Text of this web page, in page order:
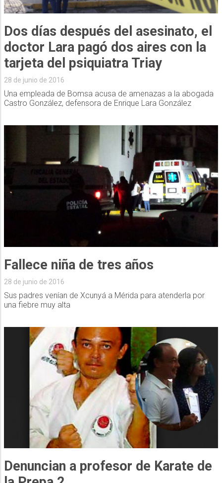
Dos días después del asesinato, el
doctor Lara pagó dos aires con la
tarjeta del psiquiatra Triay
28 de junio de 2016
Una empleada de Bomsa acusa de amenazas a la abogada
Castro González, defensora de Enrique Lara González
Fallece niña de tres años
28 de junio de 2016
Sus padres venían de Xcunyá a Mérida para atenderla por
una fiebre muy alta
Denuncian a profesor de Karate de